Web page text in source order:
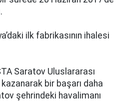
ilk fabrikasının ihalesi
Saratov Uluslararası
bir başarı daha
şehrindeki havalimanı